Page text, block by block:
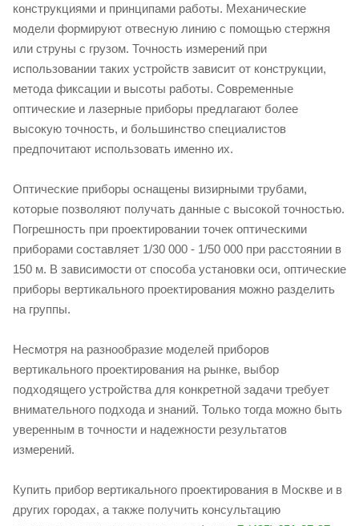
конструкциями и принципами работы. Механические
модели формируют отвесную линию с помощью стержня
или струны с грузом. Точность измерений при
использовании таких устройств зависит от конструкции,
метода фиксации и высоты работы. Современные
оптические и лазерные приборы предлагают более
высокую точность, и большинство специалистов
предпочитают использовать именно их.
Оптические приборы оснащены визирными трубами,
которые позволяют получать данные с высокой точностью.
Погрешность при проектировании точек оптическими
приборами составляет 1/30 000 - 1/50 000 при расстоянии в
150 м. В зависимости от способа установки оси, оптические
приборы вертикального проектирования можно разделить
на группы.
Несмотря на разнообразие моделей приборов
вертикального проектирования на рынке, выбор
подходящего устройства для конкретной задачи требует
внимательного подхода и знаний. Только тогда можно быть
уверенным в точности и надежности результатов
измерений.
Купить прибор вертикального проектирования в Москве и в
других городах, а также получить консультацию